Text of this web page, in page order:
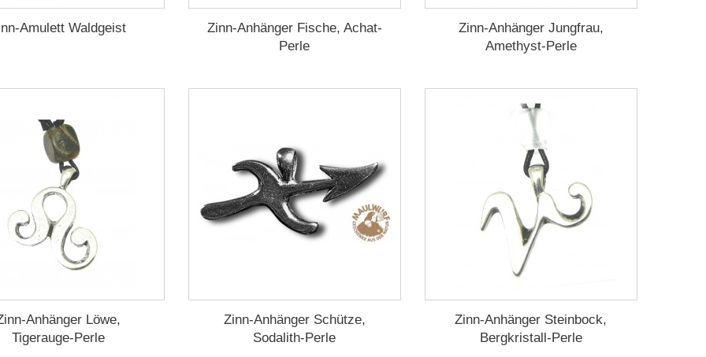
Amulett Waldgeist
Zinn-Anhänger Fische, Achat-
Perle
Zinn-Anhänger Jungfrau,
Amethyst-Perle
Anhänger Löwe,
Tigerauge-Perle
Zinn-Anhänger Schütze,
Sodalith-Perle
Zinn-Anhänger Steinbock,
Bergkristall-Perle